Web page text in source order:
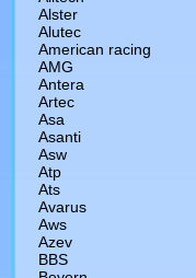
Alster
Alutec
American racing
AMG
Antera
Artec
Asa
Asanti
Asw
Atp
Ats
Avarus
Aws
Azev
BBS